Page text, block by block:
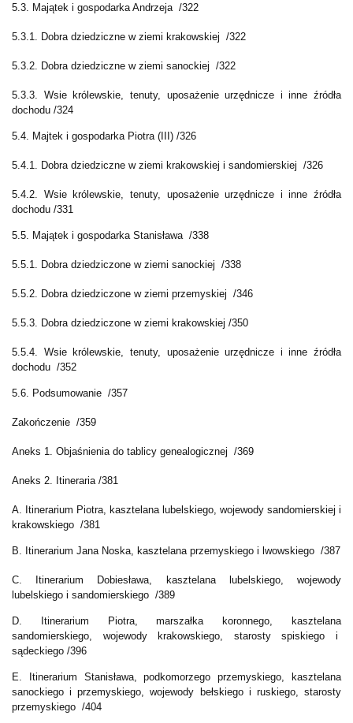
5.3. Majątek i gospodarka Andrzeja /322
5.3.1. Dobra dziedziczne w ziemi krakowskiej /322
5.3.2. Dobra dziedziczne w ziemi sanockiej /322
5.3.3. Wsie królewskie, tenuty, uposażenie urzędnicze i inne źródła
dochodu /324
5.4. Majtek i gospodarka Piotra (III) /326
5.4.1. Dobra dziedziczne w ziemi krakowskiej i sandomierskiej /326
5.4.2. Wsie królewskie, tenuty, uposażenie urzędnicze i inne źródła
dochodu /331
5.5. Majątek i gospodarka Stanisława /338
5.5.1. Dobra dziedziczone w ziemi sanockiej /338
5.5.2. Dobra dziedziczone w ziemi przemyskiej /346
5.5.3. Dobra dziedziczone w ziemi krakowskiej /350
5.5.4. Wsie królewskie, tenuty, uposażenie urzędnicze i inne źródła
dochodu /352
5.6. Podsumowanie /357
Zakończenie /359
Aneks 1. Objaśnienia do tablicy genealogicznej /369
Aneks 2. Itineraria /381
A. Itinerarium Piotra, kasztelana lubelskiego, wojewody sandomierskiej i
krakowskiego /381
B. Itinerarium Jana Noska, kasztelana przemyskiego i lwowskiego /387
C. Itinerarium Dobiesława, kasztelana lubelskiego, wojewody
lubelskiego i sandomierskiego /389
D. Itinerarium Piotra, marszałka koronnego, kasztelana
sandomierskiego, wojewody krakowskiego, starosty spiskiego i
sądeckiego /396
E. Itinerarium Stanisława, podkomorzego przemyskiego, kasztelana
sanockiego i przemyskiego, wojewody bełskiego i ruskiego, starosty
przemyskiego /404